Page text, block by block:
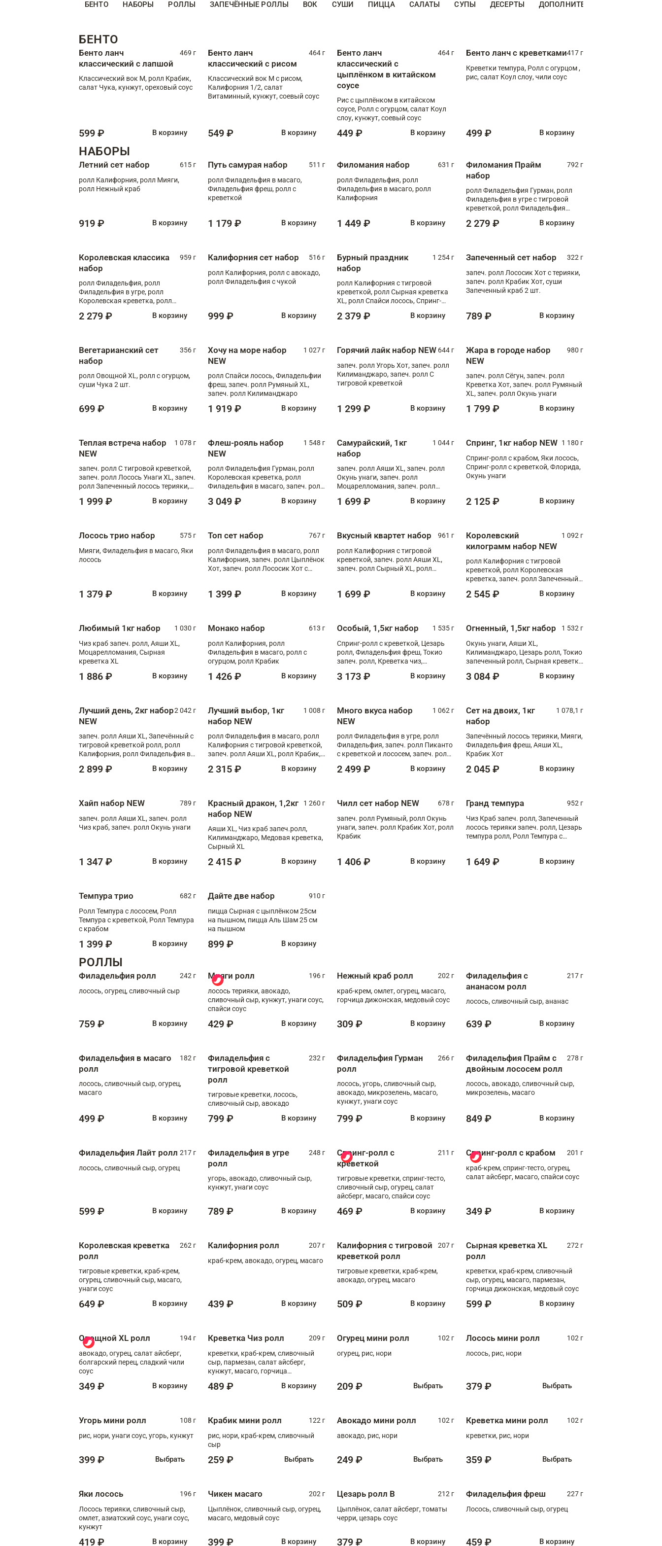
БЕНТО НАБОРЫ РОЛЛЫ ЗАПЕЧЁННЫЕ РОЛЛЫ ВОК СУШИ ПИЦЦА САЛАТЫ СУПЫ ДЕСЕРТЫ ДОПОЛНИТЕЛЬНО
БЕНТО
Бенто ланч
классический с лапшой
469 г
Классический вок М, ролл Крабик,
салат Чука, кунжут, ореховый соус
599 ₽ В корзину
Бенто ланч
классический с рисом
464 г
Классический вок М с рисом,
Калифорния 1/2, салат
Витаминный, кунжут, соевый соус
549 ₽ В корзину
Бенто ланч
классический с
цыплёнком в китайском
соусе
464 г
Рис с цыплёнком в китайском
соусе, Ролл с огурцом, салат Коул
слоу, кунжут, соевый соус
449 ₽ В корзину
Бенто ланч с креветками417 г
Креветки темпура, Ролл с огурцом ,
рис, салат Коул слоу, чили соус
499 ₽ В корзину
НАБОРЫ
Летний сет набор
615 г
ролл Калифорния, ролл Мияги,
ролл Нежный краб
919 ₽ В корзину
Путь самурая набор
511 г
ролл Филадельфия в масаго,
Филадельфия фреш, ролл с
креветкой
1 179 ₽ В корзину
Филомания набор
631 г
ролл Филадельфия, ролл
Филадельфия в масаго, ролл
Калифорния
1 449 ₽ В корзину
Филомания Прайм
набор
792 г
ролл Филадельфия Гурман, ролл
Филадельфия в угре с тигровой
креветкой, ролл Филадельфия
2 279 ₽ В корзину
Королевская классика
набор
959 г
ролл Филадельфия, ролл
Филадельфия в угре, ролл
Королевская креветка, ролл
2 279 ₽ В корзину
Калифорния сет набор
516 г
ролл Калифорния, ролл с авокадо,
ролл Филадельфия с чукой
999 ₽ В корзину
Бурный праздник
набор
1 254 г
ролл Калифорния с тигровой
креветкой, ролл Сырная креветка
XL, ролл Спайси лосось, Спринг-
Медовая креветка
2 379 ₽ В корзину
Запеченный сет набор
322 г
запеч. ролл Лососик Хот с терияки,
запеч. ролл Крабик Хот, суши
Запеченный краб 2 шт.
789 ₽ В корзину
Вегетарианский сет
набор
356 г
ролл Овощной XL, ролл с огурцом,
суши Чука 2 шт.
699 ₽ В корзину
Хочу на море набор
NEW
1 027 г
ролл Спайси лосось, Филадельфии
фреш, запеч. ролл Румяный XL,
запеч. ролл Килиманджаро
1 919 ₽ В корзину
Горячий лайк набор NEW 644 г
запеч. ролл Угорь Хот, запеч. ролл
Килиманджаро, запеч. ролл С
тигровой креветкой
1 299 ₽ В корзину
Жара в городе набор
NEW
980 г
запеч. ролл Сёгун, запеч. ролл
Креветка Хот, запеч. ролл Румяный
XL, запеч. ролл Окунь унаги
1 799 ₽ В корзину
Теплая встреча набор
NEW
1 078 г
запеч. ролл С тигровой креветкой,
запеч. ролл Лосось Унаги XL, запеч.
ролл Запеченный лосось терияки,
1 999 ₽ В корзину
Флеш-рояль набор
NEW
1 548 г
ролл Филадельфия Гурман, ролл
Королевская креветка, ролл
Филадельфия в масаго, запеч. ролл
Тигровая креветка с моцареллой,
3 049 ₽ В корзину
Самурайский, 1кг
набор
1 044 г
запеч. ролл Аяши XL, запеч. ролл
Окунь унаги, запеч. ролл
Моцарелломания, запеч. ролл
1 699 ₽ В корзину
Спринг, 1кг набор NEW 1 180 г
Спринг-ролл с крабом, Яки лосось,
Спринг-ролл с креветкой, Флорида,
Окунь унаги
2 125 ₽ В корзину
Лосось трио набор
575 г
Мияги, Филадельфия в масаго, Яки
лосось
1 379 ₽ В корзину
Топ сет набор
767 г
ролл Филадельфия в масаго, ролл
Калифорния, запеч. ролл Цыплёнок
Хот, запеч. ролл Лососик Хот с
1 399 ₽ В корзину
Вкусный квартет набор
961 г
ролл Калифорния с тигровой
креветкой, запеч. ролл Аяши XL,
запеч. ролл Сырный XL, ролл
1 699 ₽ В корзину
Королевский
килограмм набор NEW
1 092 г
ролл Калифорния с тигровой
креветкой, ролл Королевская
креветка, запеч. ролл Запеченный
XL, запеч. ролл Крабик Хот
2 545 ₽ В корзину
Любимый 1кг набор
1 030 г
Чиз краб запеч. ролл, Аяши XL,
Моцарелломания, Сырная
креветка XL
1 886 ₽ В корзину
Монако набор
613 г
ролл Калифорния, ролл
Филадельфия в масаго, ролл с
огурцом, ролл Крабик
1 426 ₽ В корзину
Особый, 1,5кг набор
1 535 г
Спринг-ролл с креветкой, Цезарь
ролл, Филадельфия фреш, Токио
запеч. ролл, Креветка чиз,
Флорида
3 173 ₽ В корзину
Огненный, 1,5кг набор
1 532 г
Окунь унаги, Аяши XL,
Килиманджаро, Цезарь ролл, Токио
запеченный ролл, Сырная креветка
3 084 ₽ В корзину
Лучший день, 2кг набор
NEW
2 042 г
запеч. ролл Аяши XL, Запечённый с
тигровой креветкой ролл, ролл
Калифорния, ролл Филадельфия в
запеч. ролл Моцарелломания, ролл
2 899 ₽ В корзину
Лучший выбор, 1кг
набор NEW
1 008 г
ролл Филадельфия в масаго, ролл
Калифорния с тигровой креветкой,
запеч. ролл Аяши XL, ролл Крабик,
2 315 ₽ В корзину
Много вкуса набор
NEW
1 062 г
ролл Филадельфия в угре, ролл
Филадельфия, запеч. ролл Пиканто
с креветкой и лососем, запеч. ролл
2 499 ₽ В корзину
Сет на двоих, 1кг
набор
1 078,1 г
Запечённый лосось терияки, Мияги,
Филадельфия фреш, Аяши XL,
Крабик Хот
2 045 ₽ В корзину
Хайп набор NEW
789 г
запеч. ролл Аяши XL, запеч. ролл
Чиз краб, запеч. ролл Окунь унаги
1 347 ₽ В корзину
Красный дракон, 1,2кг
набор NEW
1 260 г
Аяши XL, Чиз краб запеч.ролл,
Килиманджаро, Медовая креветка,
Сырный XL
2 415 ₽ В корзину
Чилл сет набор NEW
678 г
запеч. ролл Румяный, ролл Окунь
унаги, запеч. ролл Крабик Хот, ролл
Крабик
1 406 ₽ В корзину
Гранд темпура
952 г
Чиз Краб запеч. ролл, Запеченный
лосось терияки запеч. ролл, Цезарь
темпура ролл, Ролл Темпура с
1 649 ₽ В корзину
Темпура трио
682 г
Ролл Темпура с лососем, Ролл
Темпура с креветкой, Ролл Темпура
с крабом
1 399 ₽ В корзину
Дайте две набор
910 г
пицца Сырная с цыплёнком 25см
на пышном, пицца Аль Шам 25 см
на пышном
899 ₽ В корзину
РОЛЛЫ
Филадельфия ролл
242 г
лосось, огурец, сливочный сыр
759 ₽ В корзину
Мияги ролл
196 г
лосось терияки, авокадо,
сливочный сыр, кунжут, унаги соус,
спайси соус
429 ₽ В корзину
Нежный краб ролл
202 г
краб-крем, омлет, огурец, масаго,
горчица дижонская, медовый соус
309 ₽ В корзину
Филадельфия с
ананасом ролл
217 г
лосось, сливочный сыр, ананас
639 ₽ В корзину
Филадельфия в масаго
ролл
182 г
лосось, сливочный сыр, огурец,
масаго
499 ₽ В корзину
Филадельфия с
тигровой креветкой
ролл
232 г
тигровые креветки, лосось,
сливочный сыр, авокадо
799 ₽ В корзину
Филадельфия Гурман
ролл
266 г
лосось, угорь, сливочный сыр,
авокадо, микрозелень, масаго,
кунжут, унаги соус
799 ₽ В корзину
Филадельфия Прайм с
двойным лососем ролл
278 г
лосось, авокадо, сливочный сыр,
микрозелень, масаго
849 ₽ В корзину
Филадельфия Лайт ролл 217 г
лосось, сливочный сыр, огурец
599 ₽ В корзину
Филадельфия в угре
ролл
248 г
угорь, авокадо, сливочный сыр,
кунжут, унаги соус
789 ₽ В корзину
Спринг-ролл с
креветкой
211 г
тигровые креветки, спринг-тесто,
сливочный сыр, огурец, салат
айсберг, масаго, спайси соус
469 ₽ В корзину
Спринг-ролл с крабом
201 г
краб-крем, спринг-тесто, огурец,
салат айсберг, масаго, спайси соус
349 ₽ В корзину
Королевская креветка
ролл
262 г
тигровые креветки, краб-крем,
огурец, сливочный сыр, масаго,
унаги соус
649 ₽ В корзину
Калифорния ролл
207 г
краб-крем, авокадо, огурец, масаго
439 ₽ В корзину
Калифорния с тигровой
креветкой ролл
207 г
тигровые креветки, краб-крем,
авокадо, огурец, масаго
509 ₽ В корзину
Сырная креветка XL
ролл
272 г
креветки, краб-крем, сливочный
сыр, огурец, масаго, пармезан,
горчица дижонская, медовый соус
599 ₽ В корзину
Овощной XL ролл
194 г
авокадо, огурец, салат айсберг,
болгарский перец, сладкий чили
соус
349 ₽ В корзину
Креветка Чиз ролл
209 г
креветки, краб-крем, сливочный
сыр, пармезан, салат айсберг,
кунжут, масаго, горчица
489 ₽ В корзину
Огурец мини ролл
102 г
огурец, рис, нори
209 ₽ Выбрать
Лосось мини ролл
102 г
лосось, рис, нори
379 ₽ Выбрать
Угорь мини ролл
108 г
рис, нори, унаги соус, угорь, кунжут
399 ₽ Выбрать
Крабик мини ролл
122 г
рис, нори, краб-крем, сливочный
сыр
259 ₽ Выбрать
Авокадо мини ролл
102 г
авокадо, рис, нори
249 ₽ Выбрать
Креветка мини ролл
102 г
креветки, рис, нори
359 ₽ Выбрать
Яки лосось
196 г
Лосось терияки, сливочный сыр,
омлет, азиатский соус, унаги соус,
кунжут
419 ₽ В корзину
Чикен масаго
202 г
Цыплёнок, сливочный сыр, огурец,
масаго, медовый соус
399 ₽ В корзину
Цезарь ролл В
212 г
Цыплёнок, салат айсберг, томаты
черри, цезарь соус
379 ₽ В корзину
Филадельфия фреш
227 г
Лосось, сливочный сыр, огурец
459 ₽ В корзину